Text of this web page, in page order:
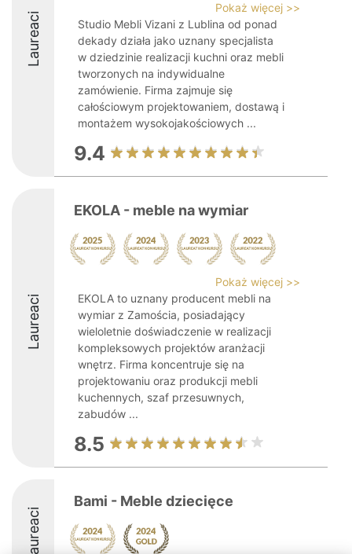
Laureaci
Pokaż więcej >>
Studio Mebli Vizani z Lublina od ponad
dekady działa jako uznany specjalista
w dziedzinie realizacji kuchni oraz mebli
tworzonych na indywidualne
zamówienie. Firma zajmuje się
całościowym projektowaniem, dostawą i
montażem wysokojakościowych ...
9.4
Laureaci
EKOLA - meble na wymiar
Pokaż więcej >>
EKOLA to uznany producent mebli na
wymiar z Zamościa, posiadający
wieloletnie doświadczenie w realizacji
kompleksowych projektów aranżacji
wnętrz. Firma koncentruje się na
projektowaniu oraz produkcji mebli
kuchennych, szaf przesuwnych,
zabudów ...
8.5
Laureaci
Bami - Meble dziecięce